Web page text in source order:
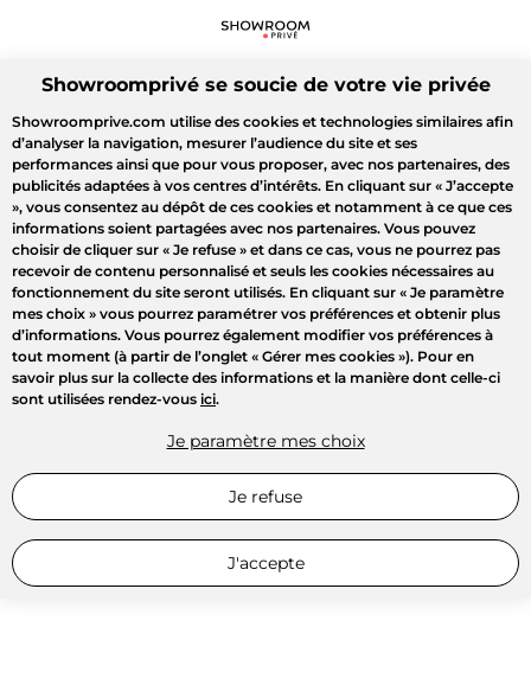
Showroomprivé se soucie de votre vie privée
Showroomprive.com utilise des cookies et technologies similaires afin
d’analyser la navigation, mesurer l’audience du site et ses
performances ainsi que pour vous proposer, avec nos partenaires, des
publicités adaptées à vos centres d’intérêts. En cliquant sur « J’accepte
», vous consentez au dépôt de ces cookies et notamment à ce que ces
informations soient partagées avec nos partenaires. Vous pouvez
choisir de cliquer sur « Je refuse » et dans ce cas, vous ne pourrez pas
recevoir de contenu personnalisé et seuls les cookies nécessaires au
fonctionnement du site seront utilisés. En cliquant sur « Je paramètre
mes choix » vous pourrez paramétrer vos préférences et obtenir plus
d’informations. Vous pourrez également modifier vos préférences à
tout moment (à partir de l’onglet « Gérer mes cookies »). Pour en
savoir plus sur la collecte des informations et la manière dont celle-ci
sont utilisées rendez-vous ici.
Je paramètre mes choix
Je refuse
J'accepte